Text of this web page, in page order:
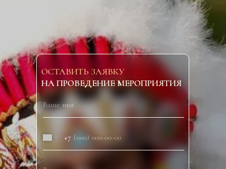
+7
ОСТАВИТЬ ЗАЯВКУ
НА ПРОВЕДЕНИЕ МЕРОПРИЯТИЯ